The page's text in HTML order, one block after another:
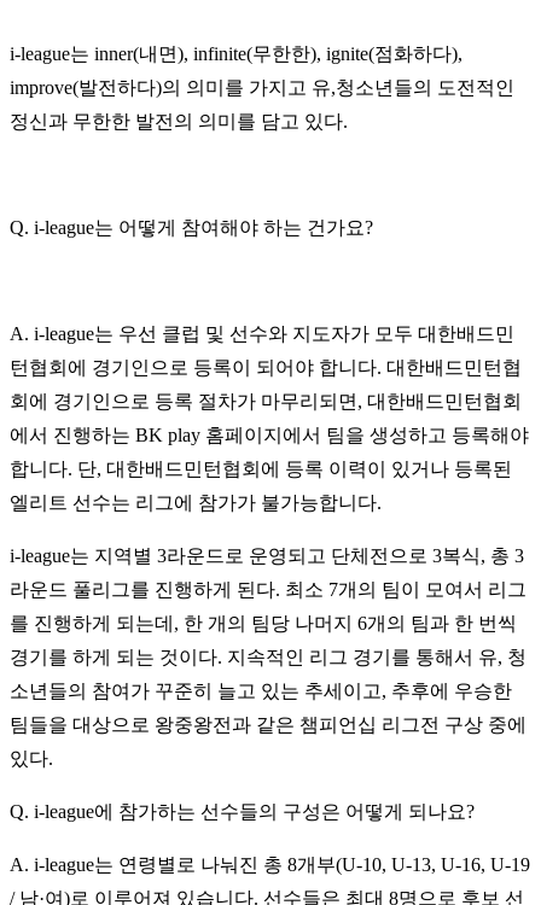
i-league는 inner(내면), infinite(무한한), ignite(점화하다),
improve(발전하다)의 의미를 가지고 유,청소년들의 도전적인
정신과 무한한 발전의 의미를 담고 있다.
Q. i-league는 어떻게 참여해야 하는 건가요?
A. i-league는 우선 클럽 및 선수와 지도자가 모두 대한배드민
턴협회에 경기인으로 등록이 되어야 합니다. 대한배드민턴협
회에 경기인으로 등록 절차가 마무리되면, 대한배드민턴협회
에서 진행하는 BK play 홈페이지에서 팀을 생성하고 등록해야
합니다. 단, 대한배드민턴협회에 등록 이력이 있거나 등록된
엘리트 선수는 리그에 참가가 불가능합니다.
i-league는 지역별 3라운드로 운영되고 단체전으로 3복식, 총 3
라운드 풀리그를 진행하게 된다. 최소 7개의 팀이 모여서 리그
를 진행하게 되는데, 한 개의 팀당 나머지 6개의 팀과 한 번씩
경기를 하게 되는 것이다. 지속적인 리그 경기를 통해서 유, 청
소년들의 참여가 꾸준히 늘고 있는 추세이고, 추후에 우승한
팀들을 대상으로 왕중왕전과 같은 챔피언십 리그전 구상 중에
있다.
Q. i-league에 참가하는 선수들의 구성은 어떻게 되나요?
A. i-league는 연령별로 나눠진 총 8개부(U-10, U-13, U-16, U-19
/ 남·여)로 이루어져 있습니다. 선수들은 최대 8명으로 후보 선